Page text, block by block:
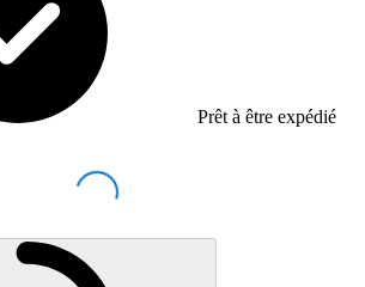
Prêt à être expédié
Loading...